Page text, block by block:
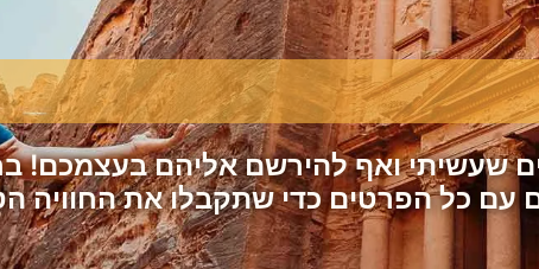
שעשיתי ואף להירשם אליהם בעצמכם!
עם כל הפרטים כדי שתקבלו את החוויה